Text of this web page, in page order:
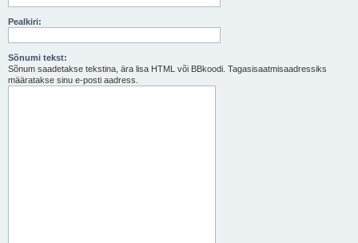
Pealkiri:
Sõnumi tekst:
Sõnum saadetakse tekstina, ära lisa HTML või BBkoodi. Tagasisaatmisaadressiks
määratakse sinu e-posti aadress.